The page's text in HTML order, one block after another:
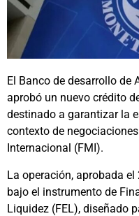
El Banco de desarrollo de
aprobó un nuevo crédito
destinado a garantizar la
contexto de
Internacional (FMI).
La operación, aprobada
bajo el instrumento de
Liquidez (FEL), diseñado